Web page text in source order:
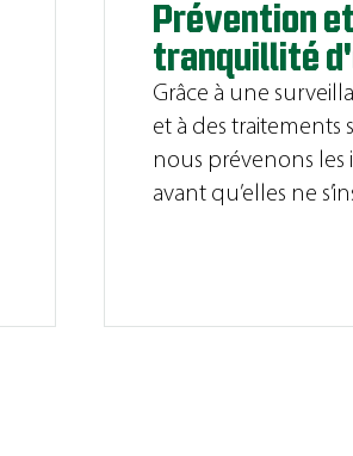
Prévention et
tranquillité
Grâce à une
et à des traitements
nous prévenons les
avant qu’elles ne